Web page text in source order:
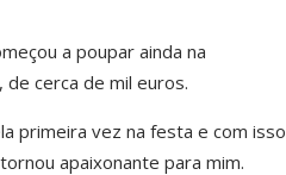
a poupar ainda na
cerca de mil euros.
primeira vez na festa e com isso
apaixonante para mim.